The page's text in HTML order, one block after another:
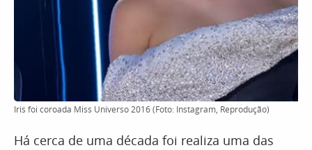
Iris foi coroada Miss Universo 2016 (Foto: Instagram, Reprodução)
Há cerca de uma década foi realiza uma das